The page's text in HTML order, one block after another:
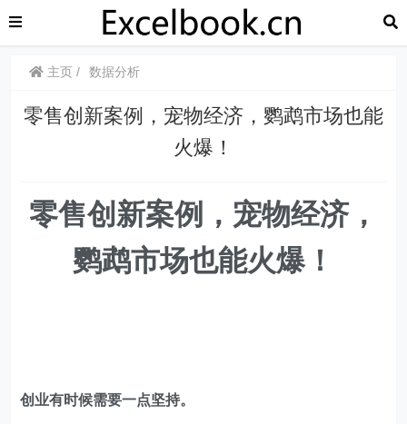
主页 数据分析
​​零售创新案例，宠物经济，鹦鹉市场也能
火爆！
零售创新案例，宠物经济，
鹦鹉市场也能火爆！
创业有时候需要一点坚持。